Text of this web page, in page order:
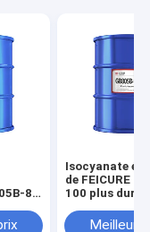
85
de
Isocyanate
de FEICURE
100 plus dur
plancherMeilleur